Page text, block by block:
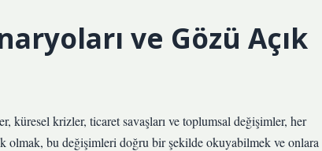
ve Gözü Açık
krizler, ticaret savaşları ve toplumsal değişimler, her
olmak, bu değişimleri doğru bir şekilde okuyabilmek ve onlara